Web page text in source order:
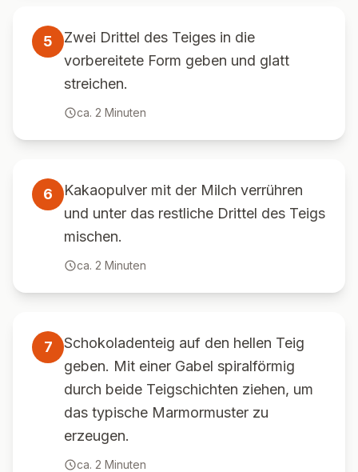
5
Zwei Drittel des Teiges in die
vorbereitete Form geben und glatt
streichen.
ca. 2 Minuten
6
Kakaopulver mit der Milch verrühren
und unter das restliche Drittel des Teigs
mischen.
ca. 2 Minuten
7
Schokoladenteig auf den hellen Teig
geben. Mit einer Gabel spiralförmig
durch beide Teigschichten ziehen, um
das typische Marmormuster zu
erzeugen.
ca. 2 Minuten